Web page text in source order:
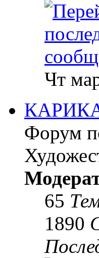
Чт
Форум
65
1890